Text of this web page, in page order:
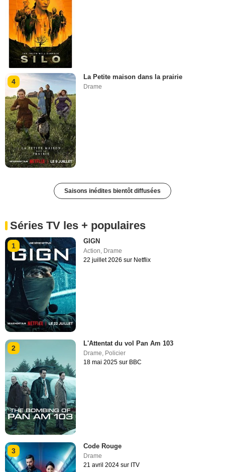
4
La Petite maison dans la prairie
Drame
Saisons inédites bientôt diffusées
Séries TV les + populaires
1
GIGN
Action, Drame
22 juillet 2026 sur Netflix
2
L'Attentat du vol Pan Am 103
Drame, Policier
18 mai 2025 sur BBC
3
Code Rouge
Drame
21 avril 2024 sur ITV